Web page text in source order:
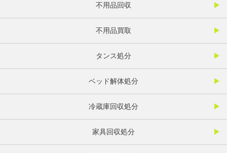
不用品回収
不用品買取
タンス処分
ベッド解体処分
冷蔵庫回収処分
家具回収処分